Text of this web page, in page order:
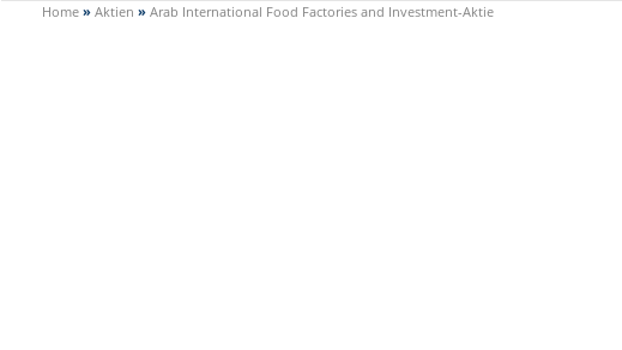
Home » Aktien » Arab International Food Factories and Investment-Aktie